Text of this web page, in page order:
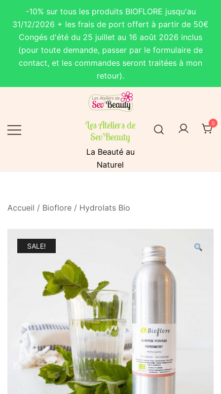
-10% sur tous les produits BIOFLORE jusqu'au
31/12/2026 + les frais de port offert à partir de 50€
Congés d'été du 25 juillet au 16 août 2026 inclus
(pour toute demande, passer par le formulaire de
contact, et les commandes seront traitées à mon
retour).
Les Ateliers de
Sev'Beauty
La Beauté au
Naturel
0
Accueil / Bioflore / Hydrolats Bio
SALE!